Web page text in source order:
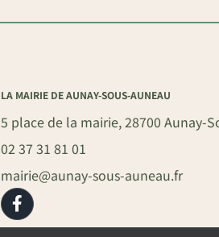
LA MAIRIE DE AUNAY-SOUS-AUNEAU
5 place de la mairie, 28700 Aunay-
02 37 31 81 01
mairie@aunay-sous-auneau.fr